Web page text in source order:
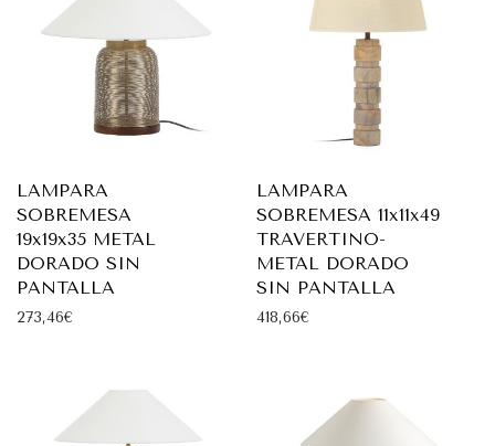
LAMPARA
SOBREMESA
19x19x35 METAL
DORADO SIN
PANTALLA
273,46€
LAMPARA
SOBREMESA 11x11x49
TRAVERTINO-
METAL DORADO
SIN PANTALLA
418,66€